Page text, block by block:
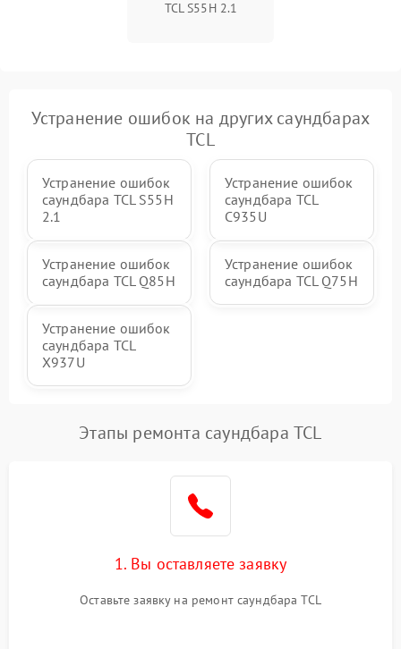
TCL S55H 2.1
Устранение ошибок на других саундбарах
TCL
Устранение ошибок
саундбара TCL S55H
2.1
Устранение ошибок
саундбара TCL
C935U
Устранение ошибок
саундбара TCL Q85H
Устранение ошибок
саундбара TCL Q75H
Устранение ошибок
саундбара TCL
X937U
Этапы ремонта саундбара TCL
1. Вы оставляете заявку
Оставьте заявку на ремонт саундбара TCL